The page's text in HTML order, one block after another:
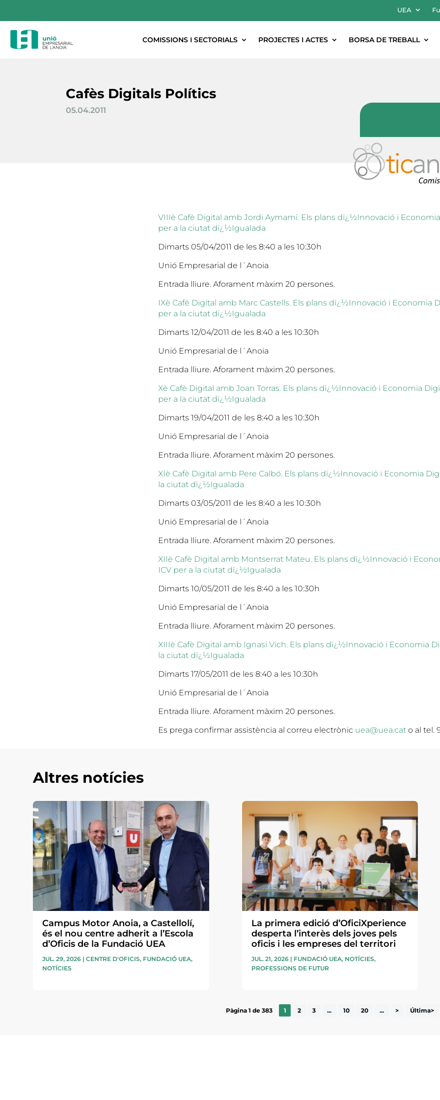
UEA
COMISSIONS I SECTORIALS PROJECTES I ACTES BORSA DE TREBALL
Cafès Digitals Polítics
05.04.2011
VIIIè Cafè Digital amb Jordi Aymamí. Els plans dï¿½Innovació i
per a la ciutat dï¿½Igualada
Dimarts 05/04/2011 de les 8:40 a les 10:30h
Unió Empresarial de l´Anoia
Entrada lliure. Aforament màxim 20 persones.
IXè Cafè Digital amb Marc Castells. Els plans dï¿½Innovació i Economia
per a la ciutat dï¿½Igualada
Dimarts 12/04/2011 de les 8:40 a les 10:30h
Unió Empresarial de l´Anoia
Entrada lliure. Aforament màxim 20 persones.
Xè Cafè Digital amb Joan Torras. Els plans dï¿½Innovació i Economia
per a la ciutat dï¿½Igualada
Dimarts 19/04/2011 de les 8:40 a les 10:30h
Unió Empresarial de l´Anoia
Entrada lliure. Aforament màxim 20 persones.
XIè Cafè Digital amb Pere Calbó. Els plans dï¿½Innovació i Economia
la ciutat dï¿½Igualada
Dimarts 03/05/2011 de les 8:40 a les 10:30h
Unió Empresarial de l´Anoia
Entrada lliure. Aforament màxim 20 persones.
XIIè Cafè Digital amb Montserrat Mateu. Els plans dï¿½Innovació i
ICV per a la ciutat dï¿½Igualada
Dimarts 10/05/2011 de les 8:40 a les 10:30h
Unió Empresarial de l´Anoia
Entrada lliure. Aforament màxim 20 persones.
XIIIè Cafè Digital amb Ignasi Vich. Els plans dï¿½Innovació i Economia
la ciutat dï¿½Igualada
Dimarts 17/05/2011 de les 8:40 a les 10:30h
Unió Empresarial de l´Anoia
Entrada lliure. Aforament màxim 20 persones.
Es prega confirmar assistència al correu electrònic uea@uea.cat o al tel.
Altres notícies
Campus Motor Anoia, a Castellolí,
és el nou centre adherit a l’Escola
d’Oficis de la Fundació UEA
JUL. 29, 2026 |CENTRE D'OFICIS, FUNDACIÓ UEA,
NOTÍCIES
La primera edició d’OficiXperience
desperta l’interès dels joves pels
oficis i les empreses del territori
JUL. 21, 2026| FUNDACIÓ UEA, NOTÍCIES,
PROFESSIONS DE FUTUR
Pàgina 1 de 383 1 2 3 ... 10 20 ... > Última>